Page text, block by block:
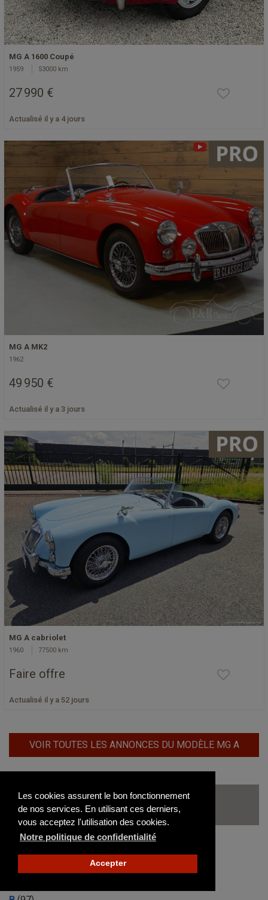
Les cookies assurent le bon fonctionnement
de nos services. En utilisant ces derniers,
vous acceptez l'utilisation des cookies.
Notre politique de confidentialité
Accepter
MG A 1600 Coupé
1959 53000 km
27 990 €
Actualisé il y a 4 jours
MG A MK2
1962
49 950 €
Actualisé il y a 3 jours
MG A cabriolet
1960 77500 km
Faire offre
Actualisé il y a 52 jours
VOIR TOUTES LES ANNONCES DU MODÈLE MG A
Les autres modèles de MG
disponibles sur le site